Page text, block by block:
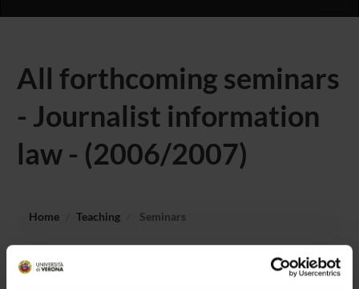
All forthcoming seminars
- Journalist information
law - (2006/2007)
Home Teaching Seminars
No recent seminar found relating to teaching Journalist